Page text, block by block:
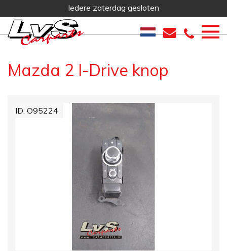
Iedere zaterdag gesloten
Mazda 2 I-Drive knop
ID: O95224